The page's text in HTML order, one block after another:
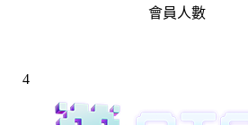
會員人數
4